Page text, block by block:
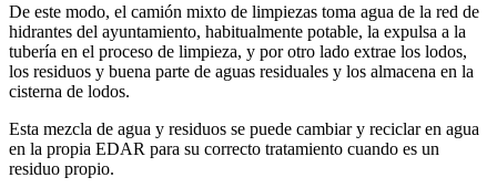
De este modo, el camión mixto de limpiezas toma agua de la red de
hidrantes del ayuntamiento, habitualmente potable, la expulsa a la
tubería en el proceso de limpieza, y por otro lado extrae los lodos,
los residuos y buena parte de aguas residuales y los almacena en la
cisterna de lodos.
Esta mezcla de agua y residuos se puede cambiar y reciclar en agua
en la propia EDAR para su correcto tratamiento cuando es un
residuo propio.